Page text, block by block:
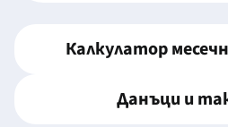
Калкулатор
Данъци и